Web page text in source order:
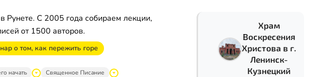
Рунете. С 2005 года собираем лекции,
от 1500 авторов.
о том, как пережить горе
начать
Священное Писание
Храм
Воскресения
Христова в г.
Ленинск-
Кузнецкий